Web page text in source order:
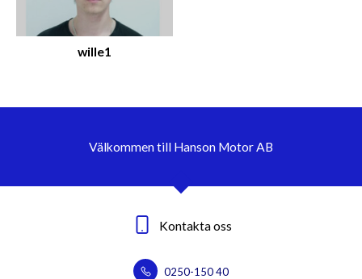
wille1
Välkommen till Hanson Motor AB
Kontakta oss
0250-150 40